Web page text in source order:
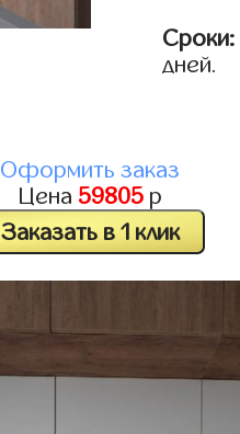
Сроки:
дней.
Оформить заказ
Цена 59805 р
Заказать в 1 клик